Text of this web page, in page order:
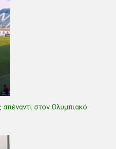
στον Ολυμπιακό